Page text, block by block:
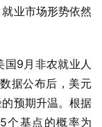
业市场形势依然
国9月非农就业人
据公布后，美元
预期升温。根据
个基点的概率为